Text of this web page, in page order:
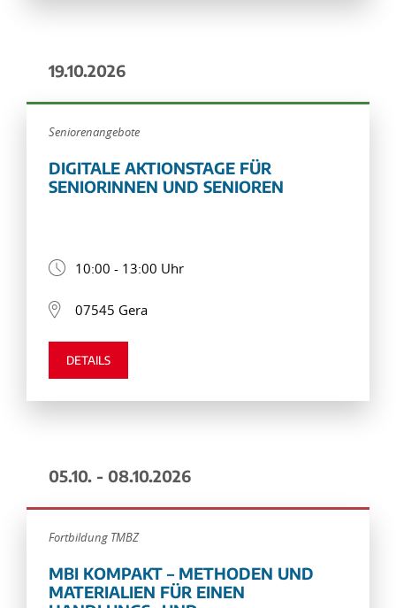
19.10.2026
Seniorenangebote
DIGITALE AKTIONSTAGE FÜR
SENIORINNEN UND SENIOREN
10:00 - 13:00 Uhr
07545 Gera
DETAILS
05.10. - 08.10.2026
Fortbildung TMBZ
MBI KOMPAKT – METHODEN UND
MATERIALIEN FÜR EINEN